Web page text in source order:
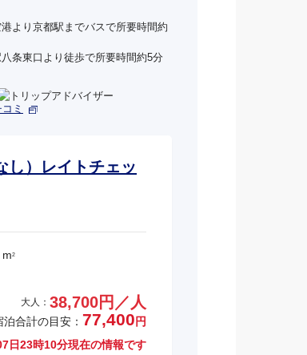
より京都駅までバスで所要時間約
八条東口より徒歩で所要時間約5分
ミ
）レイトチェッ
2
大人： 38,700円／人
合計の目安： 77,400 円
日23時10分現在の情報です